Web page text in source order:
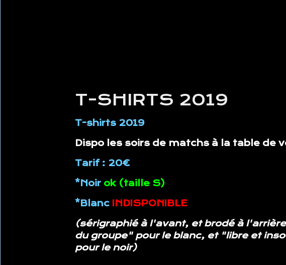
T-SHIRTS 2019
T-shirts 2019
Dispo les soirs de matchs à la table de
Tarif : 20€
*Noir ok (taille S)
*Blanc
INDISPONIBLE
(sérigraphié à l'avant, et brodé à
du groupe" pour le blanc, et "libre et
pour le noir)